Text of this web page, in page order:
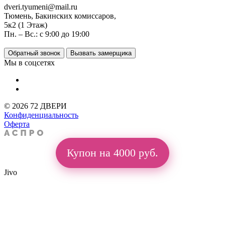
dveri.tyumeni@mail.ru
Тюмень, Бакинских комиссаров,
5к2 (1 Этаж)
Пн. – Вс.: с 9:00 до 19:00
Обратный звонок Вызвать замерщика
Мы в соцсетях
© 2026 72 ДВЕРИ
Конфиденциальность
Оферта
Купон на 4000 руб.
Jivo